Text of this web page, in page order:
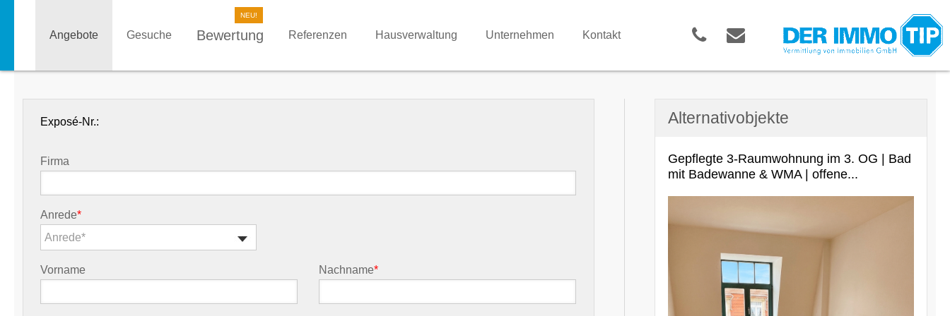
Angebote Gesuche Bewertung Referenzen Hausverwaltung Unternehmen Kontakt
Exposé-Nr.:
Firma
Anrede*
Anrede*
Vorname Nachname*
Alternativobjekte
Gepflegte 3-Raumwohnung im 3. OG | Bad
mit Badewanne & WMA | offene...